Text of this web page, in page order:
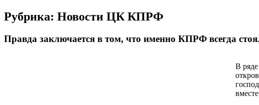
Рубрика: Новости ЦК КПРФ
Правда заключается в том, что именно КПРФ всегда
В